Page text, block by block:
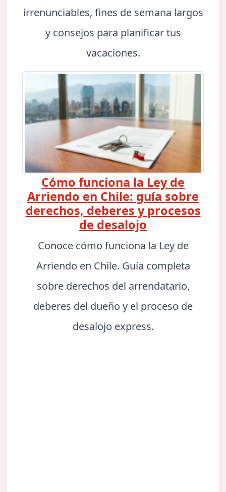
irrenunciables, fines de semana largos
y consejos para planificar tus
vacaciones.
Cómo funciona la Ley de
Arriendo en Chile: guía sobre
derechos, deberes y procesos
de desalojo
Conoce cómo funciona la Ley de
Arriendo en Chile. Guía completa
sobre derechos del arrendatario,
deberes del dueño y el proceso de
desalojo express.